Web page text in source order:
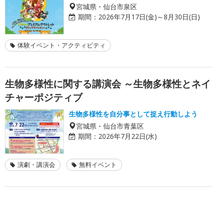
宮城県・仙台市泉区
期間： 2026年7月17日(金)～8月30日(日)
体験イベント・アクティビティ
生物多様性に関する講演会 ～生物多様性とネイ
チャーポジティブ
生物多様性を自分事として捉え行動しよう
宮城県・仙台市青葉区
期間： 2026年7月22日(水)
演劇・講演会 無料イベント